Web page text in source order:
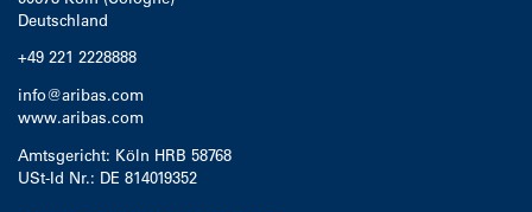
Deutschland
+49 221 2228888
info@aribas.com
www.aribas.com
Amtsgericht: Köln HRB 58768
USt-Id Nr.: DE 814019352